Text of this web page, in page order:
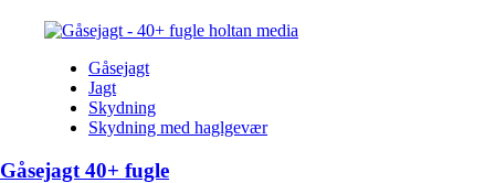
Gåsejagt
Jagt
Skydning
Skydning med haglgevær
Gåsejagt 40+ fugle